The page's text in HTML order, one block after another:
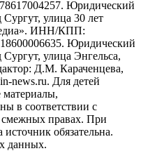
Юридический
улица 30 лет
ИНН/КПП:
Юридический
улица Энгельса,
Д.М. Караченцева,
news.ru. Для детей
материалы,
в соответствии с
смежных правах. При
обязательна.
данных.